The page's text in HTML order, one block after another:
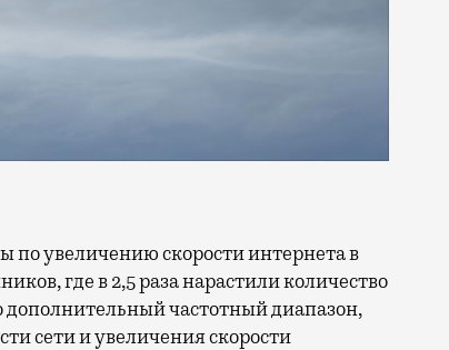
где в 2,5 раза нарастили количество
частотный диапазон,
сети и увеличения скорости